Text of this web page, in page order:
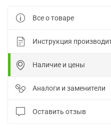
Все о товаре
Инструкция
Наличие и цены
Аналоги и заменители
Оставить отзыв